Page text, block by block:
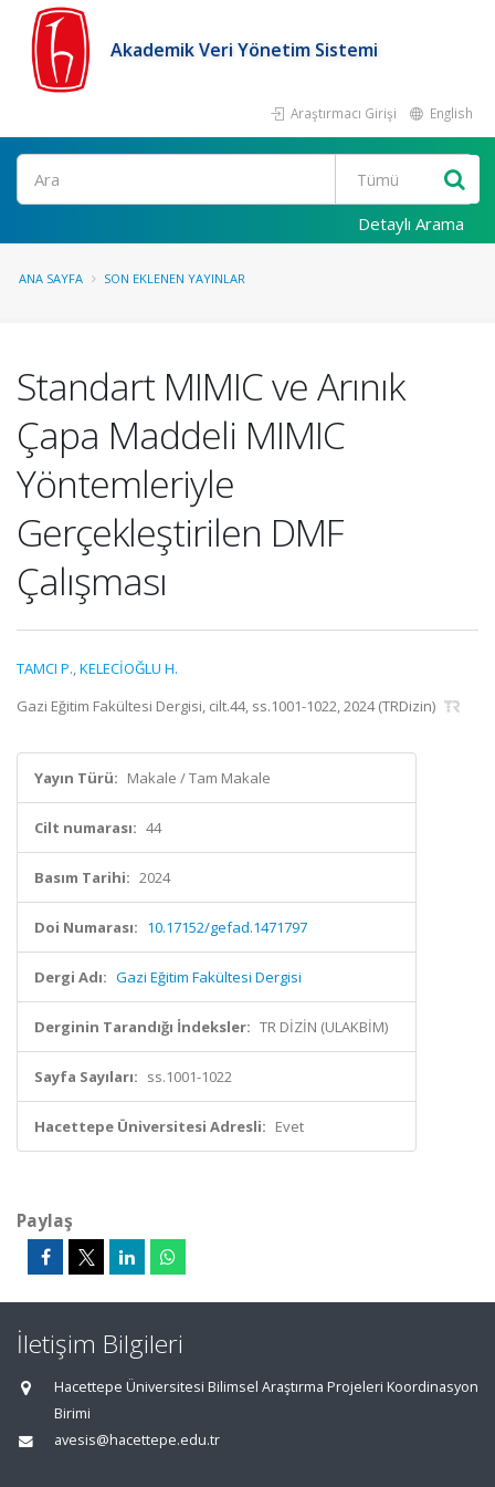
Akademik Veri Yönetim Sistemi
Araştırmacı Girişi English
Ara
Detaylı Arama
ANA SAYFA SON EKLENEN YAYINLAR
Standart MIMIC ve Arınık
Çapa Maddeli MIMIC
Yöntemleriyle
Gerçekleştirilen DMF
Çalışması
TAMCI P.,KELECİOĞLU H.
Gazi Eğitim Fakültesi Dergisi, cilt.44, ss.1001-1022, 2024 (TRDizin)
Yayın Türü: Makale / Tam Makale
Cilt numarası: 44
Basım Tarihi: 2024
Doi Numarası: 10.17152/gefad.1471797
Dergi Adı: Gazi Eğitim Fakültesi Dergisi
Derginin Tarandığı İndeksler: TR DİZİN (ULAKBİM)
Sayfa Sayıları: ss.1001-1022
Hacettepe Üniversitesi Adresli: Evet
Paylaş
İletişim Bilgileri
Hacettepe Üniversitesi Bilimsel Araştırma Projeleri Koordinasyon
Birimi
avesis@hacettepe.edu.tr